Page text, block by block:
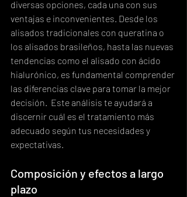
diversas opciones, cada una con sus
ventajas e inconvenientes. Desde los
alisados tradicionales con queratina o
los alisados brasileños, hasta las nuevas
tendencias como el alisado con ácido
hialurónico, es fundamental comprender
las diferencias clave para tomar la mejor
decisión.  Este análisis te ayudará a
discernir cuál es el tratamiento más
adecuado según tus necesidades y
expectativas.
Composición y efectos a largo
plazo